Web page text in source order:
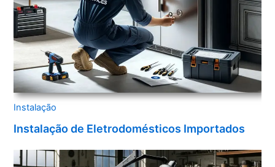
Instalação
Instalação de Eletrodomésticos Importados